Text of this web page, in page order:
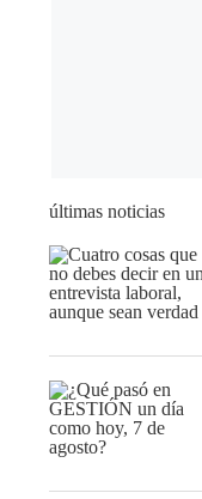
últimas noticias